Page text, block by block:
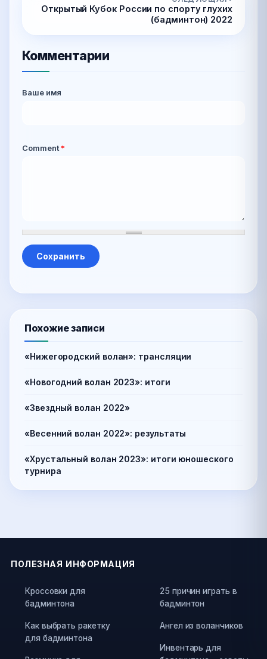
Открытый Кубок России по спорту глухих
(бадминтон) 2022
Комментарии
Ваше имя
Comment *
Похожие записи
«Нижегородский волан»: трансляции
«Новогодний волан 2023»: итоги
«Звездный волан 2022»
«Весенний волан 2022»: результаты
«Хрустальный волан 2023»: итоги юношеского
турнира
ПОЛЕЗНАЯ ИНФОРМАЦИЯ
Кроссовки для
бадминтона
Как выбрать ракетку
для бадминтона
25 причин играть в
бадминтон
Ангел из воланчиков
Инвентарь для